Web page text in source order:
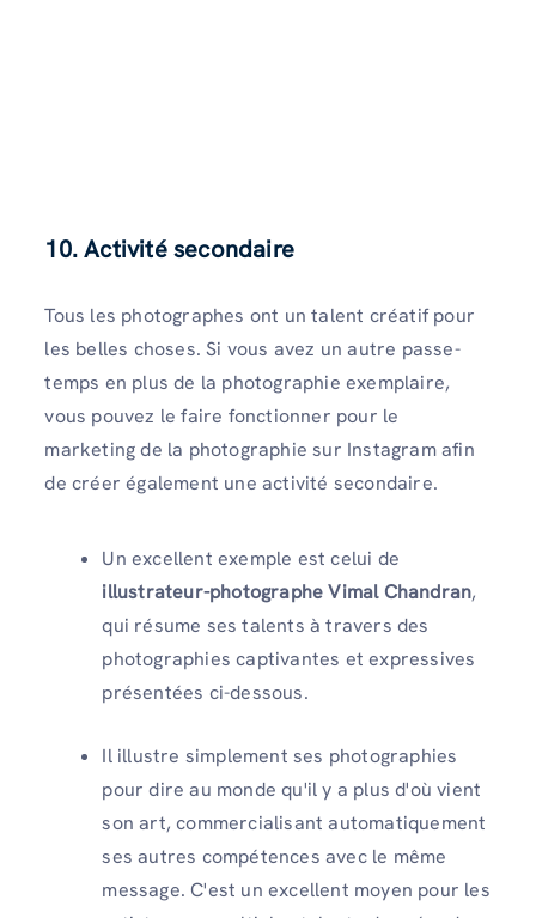
10. Activité secondaire
Tous les photographes ont un talent créatif pour
les belles choses. Si vous avez un autre passe-
temps en plus de la photographie exemplaire,
vous pouvez le faire fonctionner pour le
marketing de la photographie sur Instagram afin
de créer également une activité secondaire.
Un excellent exemple est celui de
illustrateur-photographe Vimal Chandran,
qui résume ses talents à travers des
photographies captivantes et expressives
présentées ci-dessous.
Il illustre simplement ses photographies
pour dire au monde qu'il y a plus d'où vient
son art, commercialisant automatiquement
ses autres compétences avec le même
message. C'est un excellent moyen pour les